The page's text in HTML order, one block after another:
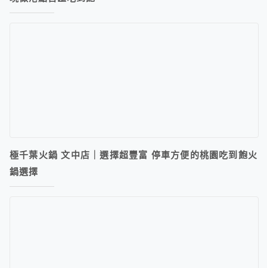
極千葉火鍋 文中店｜選擇超豐富 停車方便的桃園吃到飽火
鍋選擇